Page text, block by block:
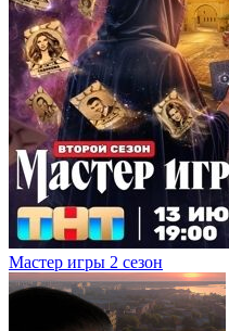
Мастер игры 2 сезон